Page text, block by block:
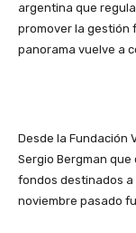
argentina que
promover la gestión
panorama vuelve a
Desde la Fundación
Sergio Bergman
fondos destinados a
noviembre pasado